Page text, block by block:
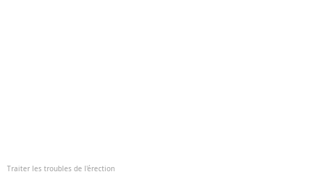
Traiter les troubles de l'érection